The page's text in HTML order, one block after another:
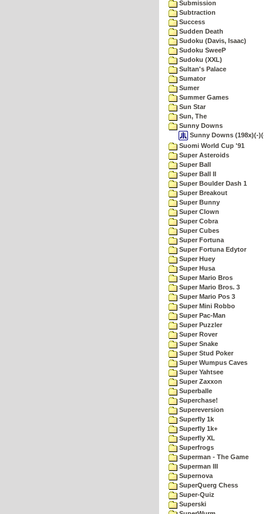
Submission
Subtraction
Success
Sudden Death
Sudoku (Davis, Isaac)
Sudoku SweeP
Sudoku (XXL)
Sultan's Palace
Sumator
Sumer
Summer Games
Sun Star
Sun, The
Sunny Downs
Sunny Downs (198x)(-
Suomi World Cup '91
Super Asteroids
Super Ball
Super Ball II
Super Boulder Dash 1
Super Breakout
Super Bunny
Super Clown
Super Cobra
Super Cubes
Super Fortuna
Super Fortuna Edytor
Super Huey
Super Husa
Super Mario Bros
Super Mario Bros. 3
Super Mario Pos 3
Super Mini Robbo
Super Pac-Man
Super Puzzler
Super Rover
Super Snake
Super Stud Poker
Super Wumpus Caves
Super Yahtsee
Super Zaxxon
Superballe
Superchase!
Supereversion
Superfly 1k
Superfly 1k+
Superfly XL
Superfrogs
Superman - The Game
Superman III
Supernova
SuperQuerg Chess
Super-Quiz
Superski